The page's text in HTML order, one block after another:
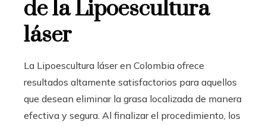
de la Lipoescultura
láser
La Lipoescultura láser en Colombia ofrece
resultados altamente satisfactorios para aquellos
que desean eliminar la grasa localizada de manera
efectiva y segura. Al finalizar el procedimiento, los